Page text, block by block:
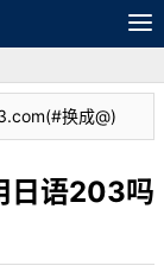
换成@)
日语203吗